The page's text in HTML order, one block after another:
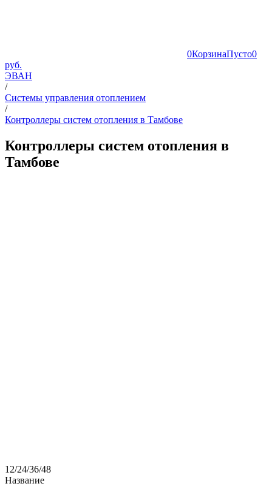
0КорзинаПусто0
руб.
ЭВАН
/
Системы управления отоплением
/
Контроллеры систем отопления в Тамбове
Контроллеры систем отопления в
Тамбове
12/24/36/48
Название